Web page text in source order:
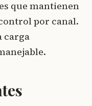
que mantienen
por canal.
carga